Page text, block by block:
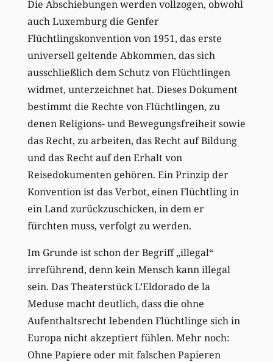
Die Abschiebungen werden vollzogen, obwohl
auch Luxemburg die Genfer
Flüchtlingskonvention von 1951, das erste
universell geltende Abkommen, das sich
ausschließlich dem Schutz von Flüchtlingen
widmet, unterzeichnet hat. Dieses Dokument
bestimmt die Rechte von Flüchtlingen, zu
denen Religions- und Bewegungsfreiheit sowie
das Recht, zu arbeiten, das Recht auf Bildung
und das Recht auf den Erhalt von
Reisedokumenten gehören. Ein Prinzip der
Konvention ist das Verbot, einen Flüchtling in
ein Land zurückzuschicken, in dem er
fürchten muss, verfolgt zu werden.
Im Grunde ist schon der Begriff „illegal“
irreführend, denn kein Mensch kann illegal
sein. Das Theaterstück L’Eldorado de la
Meduse macht deutlich, dass die ohne
Aufenthaltsrecht lebenden Flüchtlinge sich in
Europa nicht akzeptiert fühlen. Mehr noch:
Ohne Papiere oder mit falschen Papieren